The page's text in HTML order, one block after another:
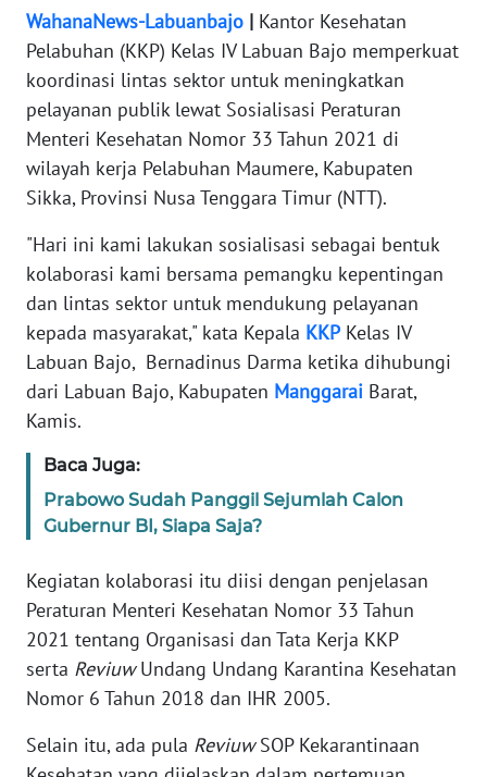
WahanaNews-Labuanbajo | Kantor Kesehatan
Pelabuhan (KKP) Kelas IV Labuan Bajo memperkuat
koordinasi lintas sektor untuk meningkatkan
pelayanan publik lewat Sosialisasi Peraturan
Menteri Kesehatan Nomor 33 Tahun 2021 di
wilayah kerja Pelabuhan Maumere, Kabupaten
Sikka, Provinsi Nusa Tenggara Timur (NTT).
"Hari ini kami lakukan sosialisasi sebagai bentuk
kolaborasi kami bersama pemangku kepentingan
dan lintas sektor untuk mendukung pelayanan
kepada masyarakat," kata Kepala KKPKelas IV
Labuan Bajo, Bernadinus Darma ketika dihubungi
dari Labuan Bajo, Kabupaten Manggarai Barat,
Kamis.
Baca Juga:
Prabowo Sudah Panggil Sejumlah Calon
Gubernur BI, Siapa Saja?
Kegiatan kolaborasi itu diisi dengan penjelasan
Peraturan Menteri Kesehatan Nomor 33 Tahun
2021 tentang Organisasi dan Tata Kerja KKP
serta ReviuwUndang Undang Karantina Kesehatan
Nomor 6 Tahun 2018 dan IHR 2005.
Selain itu, ada pula ReviuwSOP Kekarantinaan
IKLAN
TENTANG
KAMI
PEDOMAN
MEDIA
SIBER
REDAKSI
KARIR
DISCLAIMER
Wahana
Regional
WN
WN
JABAR
WN